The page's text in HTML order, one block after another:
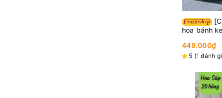
[Chỉ ship HCM] Set
hoa bánh
449.000₫
5 (1 đánh